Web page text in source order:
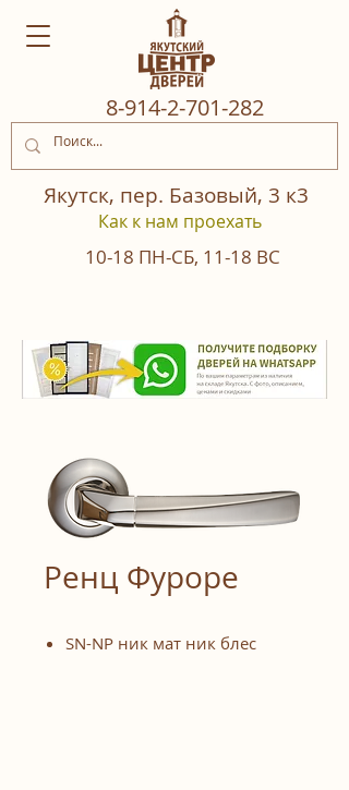
8‒914‒2‒701‒282
Якутск, пер. Базовый, 3 к3
Как к нам проехать
10-18 ПН-СБ, 11-18 ВС
Ренц Фуроре
SN-NP ник мат ник блес